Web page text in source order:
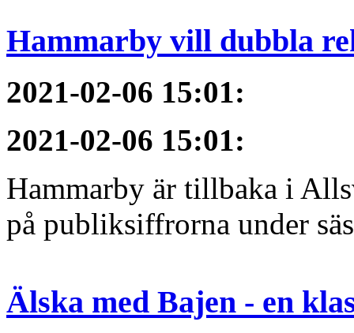
Hammarby vill dubbla
2021-02-06 15:01:
2021-02-06 15:01:
Hammarby är tillbaka i
på publiksiffrorna under
Älska med Bajen - en